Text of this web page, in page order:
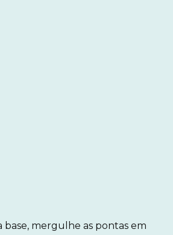
base, mergulhe as pontas em